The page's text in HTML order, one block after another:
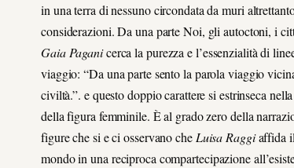
in una terra di nessuno circondata da muri
considerazioni. Da una parte Noi, gli autoctoni, i
Gaia Paganicerca la purezza e l’essenzialità di
viaggio: “Da una parte sento la parola viaggio
civiltà.”. e questo doppio carattere si estrinseca
della figura femminile. È al grado zero della
figure che si e ci osservano cheLuisa Raggiaffida il
mondo in una reciproca compartecipazione